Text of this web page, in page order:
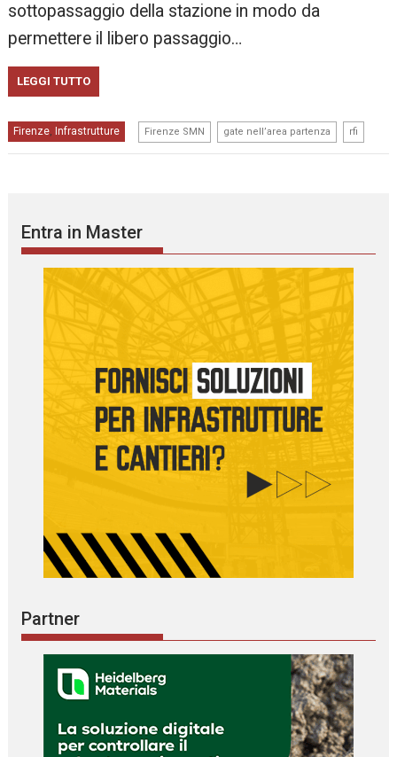
sottopassaggio della stazione in modo da
permettere il libero passaggio…
LEGGI TUTTO
Firenze, Infrastrutture Firenze SMN gate nell’area partenza rfi
Entra in Master
Partner